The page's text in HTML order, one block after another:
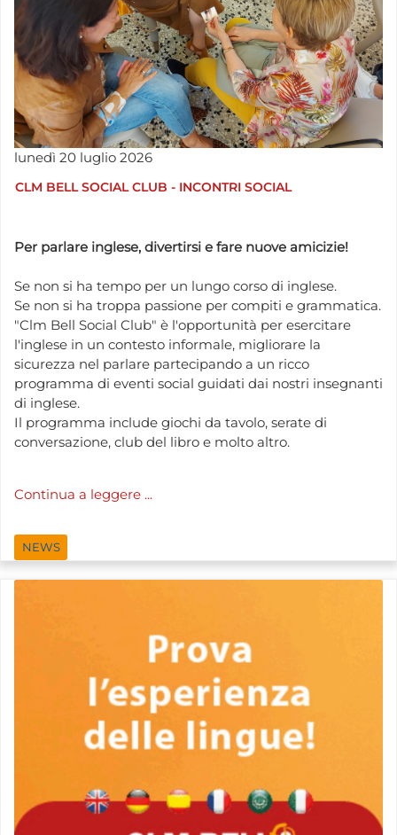
lunedì 20 luglio 2026
CLM BELL SOCIAL CLUB - INCONTRI SOCIAL
Per parlare inglese, divertirsi e fare nuove amicizie!
Se non si ha tempo per un lungo corso di inglese.
Se non si ha troppa passione per compiti e grammatica.
"Clm Bell Social Club" è l'opportunità per esercitare
l'inglese in un contesto informale, migliorare la
sicurezza nel parlare partecipando a un ricco
programma di eventi social guidati dai nostri insegnanti
di inglese.
Il programma include giochi da tavolo, serate di
conversazione, club del libro e molto altro.
Continua a leggere ...
NEWS